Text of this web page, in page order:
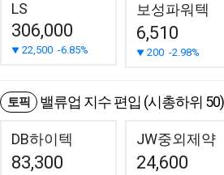
LS
306,000
22,500 -6.85%
보성파워텍
6,510
200 -2.98%
토픽 밸류업 지수 편입 (시총하위 50)
DB하이텍
83,300
JW중외제약
24,600